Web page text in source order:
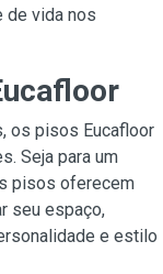
de vida nos
os pisos Eucafloor
Seja para um
pisos oferecem
seu espaço,
e estilo